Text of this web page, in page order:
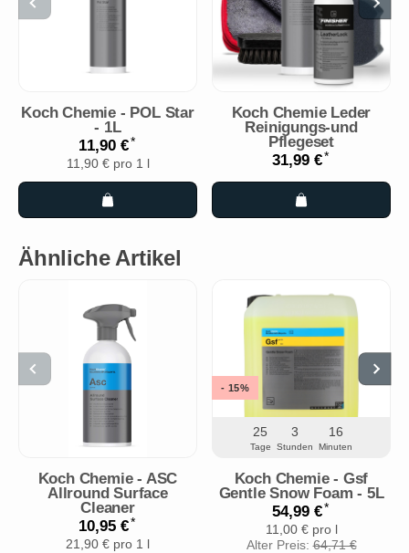
Koch Chemie - POL Star
- 1L
11,90 €*
11,90 € pro 1 l
Koch Chemie Leder
Reinigungs-und
Pflegeset
31,99 €*
Ähnliche Artikel
Koch Chemie - ASC
Allround Surface
Cleaner
10,95 €*
21,90 € pro 1 l
25
Tage
3
Stunden
16
Minuten
- 15%
Koch Chemie - Gsf
Gentle Snow Foam - 5L
54,99 €*
11,00 € pro l
Alter Preis:64,71 €